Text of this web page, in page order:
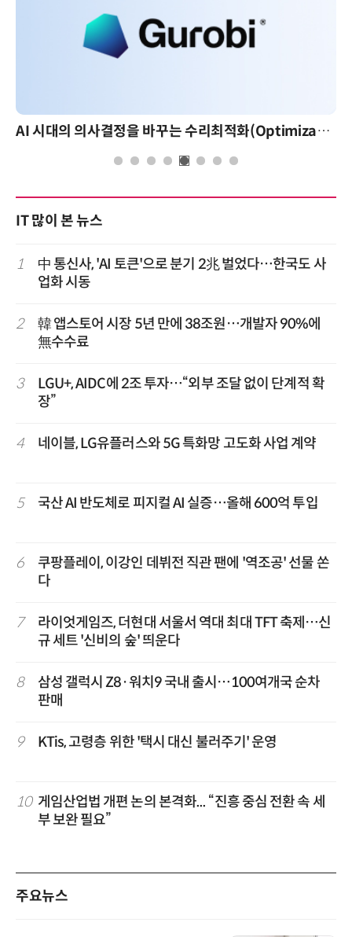
AI 시대의 의사결정을 바꾸는 수리최적화(Optimization): 실제 산업 적용 사례와 활용 전략
IT 많이 본 뉴스
1
中 통신사, 'AI 토큰'으로 분기 2兆 벌었다…한국도 사
업화 시동
2
韓 앱스토어 시장 5년 만에 38조원…개발자 90%에
無수수료
3
LGU+, AIDC에 2조 투자…“외부 조달 없이 단계적 확
장”
4 네이블, LG유플러스와 5G 특화망 고도화 사업 계약
5 국산 AI 반도체로 피지컬 AI 실증…올해 600억 투입
6
쿠팡플레이, 이강인 데뷔전 직관 팬에 '역조공' 선물 쏜
다
7
라이엇게임즈, 더현대 서울서 역대 최대 TFT 축제…신
규 세트 '신비의 숲' 띄운다
8
삼성 갤럭시 Z8·워치9 국내 출시…100여개국 순차
판매
9 KTis, 고령층 위한 '택시 대신 불러주기' 운영
10 게임산업법 개편 논의 본격화... “진흥 중심 전환 속 세
부 보완 필요”
주요뉴스